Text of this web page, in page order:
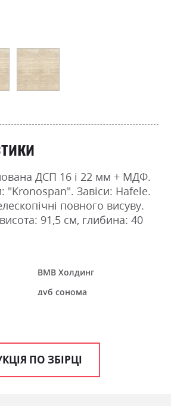
ДСП 16 і 22 мм + МДФ.
"Kronospan". Завіси: Hafele.
повного висуву.
91,5 см, глибина: 40
ВМВ Холдинг
дуб сонома
ПО ЗБІРЦІ